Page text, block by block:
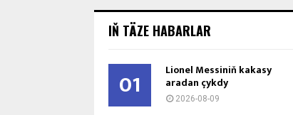
IŇ TÄZE HABARLAR
01 Lionel Messiniň kakasy
aradan çykdy
2026-08-09